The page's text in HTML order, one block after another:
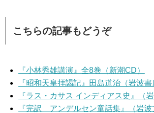
こちらの記事もどうぞ
『小林秀雄講演』全8巻（新潮CD）
『昭和天皇拝謁記』田島道治（岩波書
『ラス・カサス インディアス史』（岩
『完訳 アンデルセン童話集』（岩波